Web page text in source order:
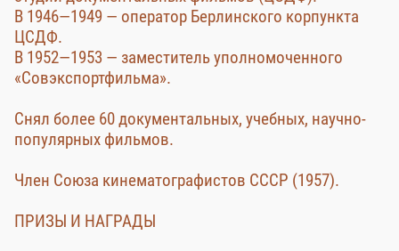
В 1946—1949 — оператор Берлинского корпункта
ЦСДФ.
В 1952—1953 — заместитель уполномоченного
«Совэкспортфильма».
Снял более 60 документальных, учебных, научно-
популярных фильмов.
Член Союза кинематографистов СССР (1957).
ПРИЗЫ И НАГРАДЫ